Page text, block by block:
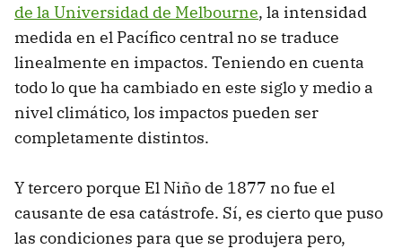
de la Universidad de Melbourne, la intensidad
medida en el Pacífico central no se traduce
linealmente en impactos. Teniendo en cuenta
todo lo que ha cambiado en este siglo y medio a
nivel climático, los impactos pueden ser
completamente distintos.
Y tercero porque El Niño de 1877 no fue el
causante de esa catástrofe. Sí, es cierto que puso
las condiciones para que se produjera pero,